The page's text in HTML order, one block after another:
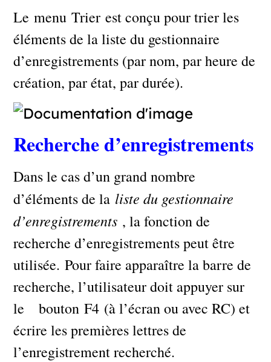
Le menu Trier est conçu pour trier les
éléments de la liste du gestionnaire
d’enregistrements (par nom, par heure de
création, par état, par durée).
Recherche d’enregistrements
Dans le cas d’un grand nombre
d’éléments de la liste du gestionnaire
d’enregistrements , la fonction de
recherche d’enregistrements peut être
utilisée. Pour faire apparaître la barre de
recherche, l’utilisateur doit appuyer sur
le bouton F4 (à l’écran ou avec RC) et
écrire les premières lettres de
l’enregistrement recherché.